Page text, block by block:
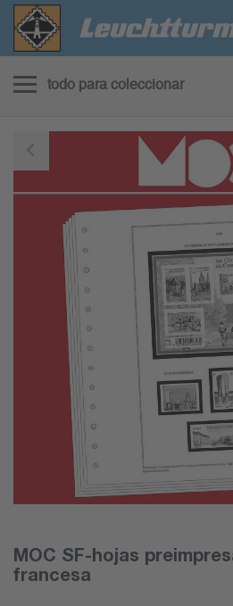
todo para coleccionar
MOC SF-hojas
francesa